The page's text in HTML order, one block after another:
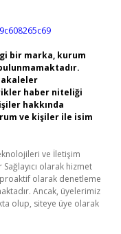
bir marka, kurum
haber niteliği
hakkında
ve kişiler ile isim
ve İletişim
olarak hizmet
olarak denetleme
Ancak, üyelerimiz
olup, siteye üye olarak